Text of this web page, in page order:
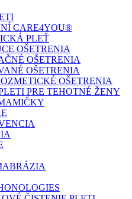
CARE4YOU®
PLEŤ
OŠETRENIA
OŠETRENIA
OŠETRENIA
OŠETRENIA
PRE TEHOTNÉ ŽENY